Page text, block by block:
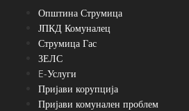
Општина Струмица
ЈПКД Комуналец
Струмица Гас
ЗЕЛС
E-Услуги
Пријави корупција
Пријави комунален проблем